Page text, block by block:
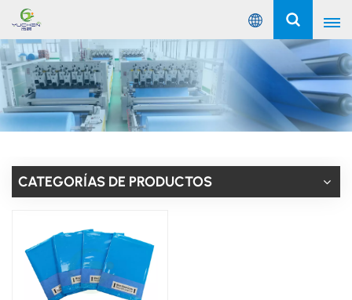
Español
English
Русский
Español
CATEGORÍAS DE PRODUCTOS